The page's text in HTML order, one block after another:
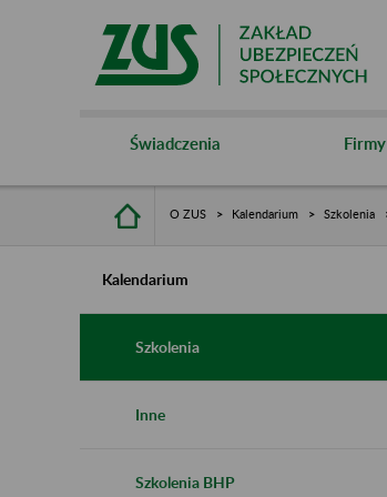
Świadczenia Firmy
O ZUS Kalendarium Szkolenia
Kalendarium
Szkolenia
Inne
Szkolenia BHP